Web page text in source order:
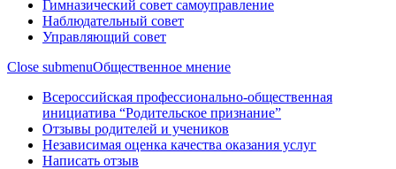
Гимназический совет самоуправление
Наблюдательный совет
Управляющий совет
Close submenuОбщественное мнение
Всероссийская профессионально-общественная
инициатива “Родительское признание”
Отзывы родителей и учеников
Независимая оценка качества оказания услуг
Написать отзыв